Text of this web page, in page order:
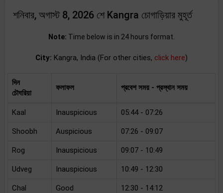
শনিবার, অগাস্ট 8, 2026 শে Kangra চোগাড়িয়ার মুহূর্ত
Note: Time below is in 24 hours format.
City: Kangra, India (For other cities, click here)
দিন
চৌঘরিয়া
ফলাফল প্রবেশ সময় - প্রস্থান সময়
Kaal Inauspicious 05:44 - 07:26
Shoobh Auspicious 07:26 - 09:07
Rog Inauspicious 09:07 - 10:49
Udveg Inauspicious 10:49 - 12:30
Chal Good 12:30 - 14:12